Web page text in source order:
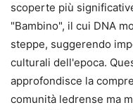
scoperte più
"Bambino", il cui DNA
steppe, suggerendo
culturali dell'epoca.
approfondisce la
comunità ledrense ma